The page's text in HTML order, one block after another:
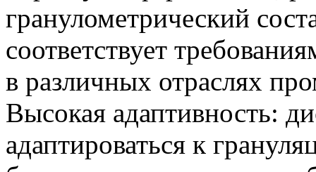
гранулометрический
соответствует
в различных отраслях
Высокая адаптивность:
адаптироваться к